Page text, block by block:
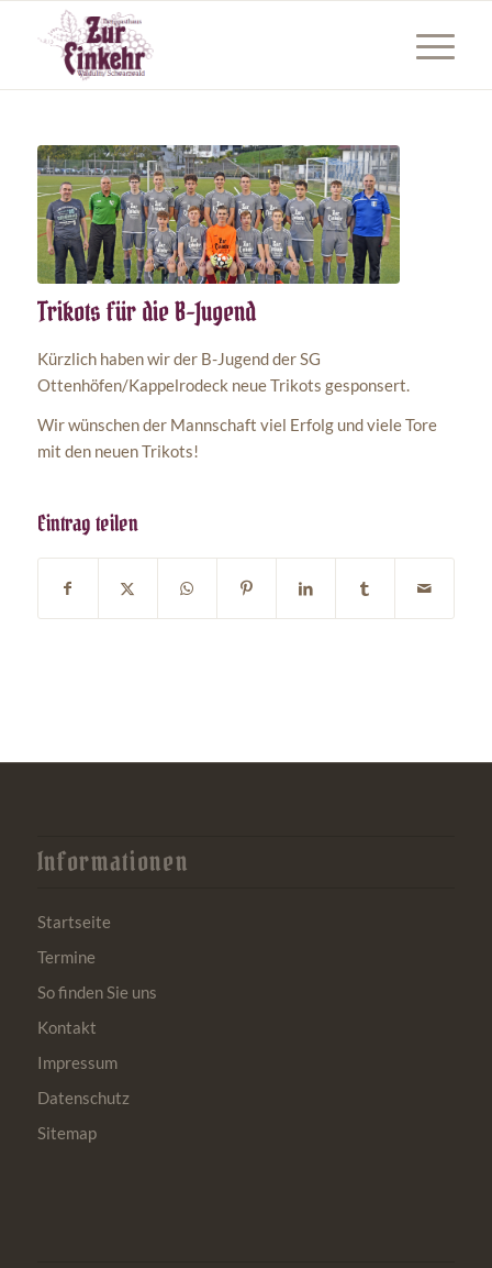
Trikots für die B-Jugend
Kürzlich haben wir der B-Jugend der SG
Ottenhöfen/Kappelrodeck neue Trikots gesponsert.
Wir wünschen der Mannschaft viel Erfolg und viele Tore
mit den neuen Trikots!
Eintrag teilen
Informationen
Startseite
Termine
So finden Sie uns
Kontakt
Impressum
Datenschutz
Sitemap